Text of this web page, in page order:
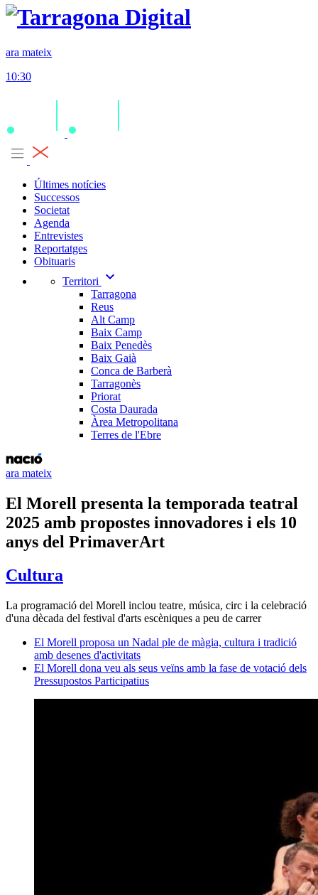
ara mateix
10:30
Últimes notícies
Successos
Societat
Agenda
Entrevistes
Reportatges
Obituaris
Territori
expand_more
Tarragona
Reus
Alt Camp
Baix Camp
Baix Penedès
Baix Gaià
Conca de Barberà
Tarragonès
Priorat
Costa Daurada
Àrea Metropolitana
Terres de l'Ebre
ara mateix
El Morell presenta la temporada teatral
2025 amb propostes innovadores i els 10
anys del PrimaverArt
Cultura
La programació del Morell inclou teatre, música, circ i la celebració
d'una dècada del festival d'arts escèniques a peu de carrer
El Morell proposa un Nadal ple de màgia, cultura i tradició
amb desenes d'activitats
El Morell dona veu als seus veïns amb la fase de votació dels
Pressupostos Participatius